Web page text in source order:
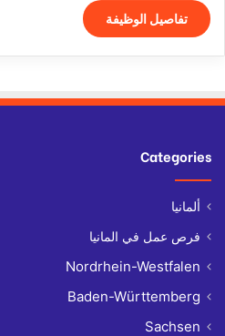
تفاصيل الوظيفة
Categories
ألمانيا
فرص عمل في المانيا
Nordrhein-Westfalen
Baden-Württemberg
Sachsen